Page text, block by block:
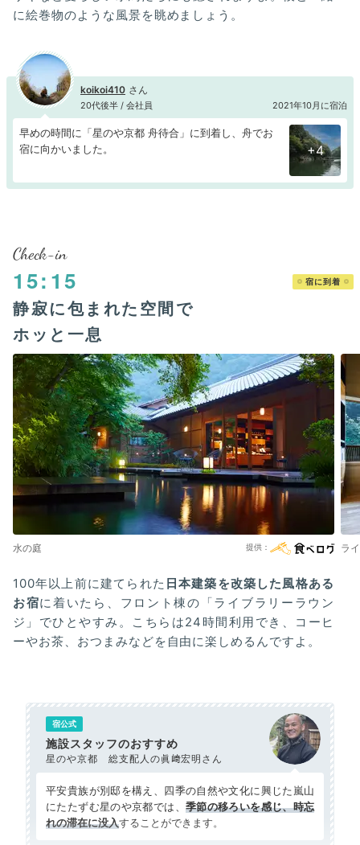
に絵巻物のような風景を眺めましょう。
koikoi410
20代後半 / 会社員 2021年10月に宿泊
早めの時間に「星のや京都 舟待合」に到着し、舟でお
宿に向かいました。
+4
Check-in
15:15 宿に到着
静寂に包まれた空間で
ホッと一息
水の庭 ラ
100年以上前に建てられた 日本建築を改築した風格ある
お宿に着いたら、フロント棟の「ライブラリーラウン
ジ」でひとやすみ。こちらは24時間利用でき、コーヒ
ーやお茶、おつまみなどを自由に楽しめるんですよ。
宿公式
施設スタッフのおすすめ
星のや京都 総支配人の眞﨑宏明さん
平安貴族が別邸を構え、四季の自然や文化に興じた嵐山
にたたずむ星のや京都では、 季節の移ろいを感じ、時忘
れの滞在に没入することができます。